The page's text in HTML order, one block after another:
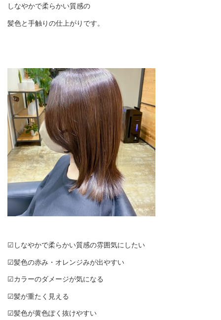
しなやかで柔らかい質感の
髪色と手触りの仕上がりです。
☑︎しなやかで柔らかい質感の雰囲気にしたい
☑︎髪色の赤み・オレンジみが出やすい
☑︎カラーのダメージが気になる
☑︎髪が重たく見える
☑︎髪色が黄色ぽく抜けやすい